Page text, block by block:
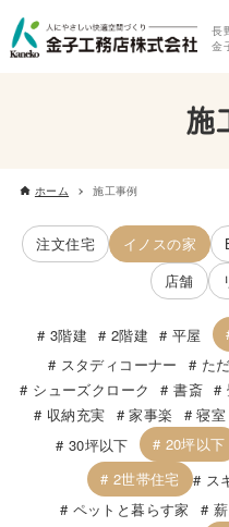
長
金
施
ホーム 施工事例
注文住宅 イノスの家
店舗
3階建 2階建 平屋
スタディコーナー
た
シューズクローク
書斎
収納充実
家事楽 寝室
30坪以下
20坪以下
2世帯住宅
ス
ペットと暮らす家